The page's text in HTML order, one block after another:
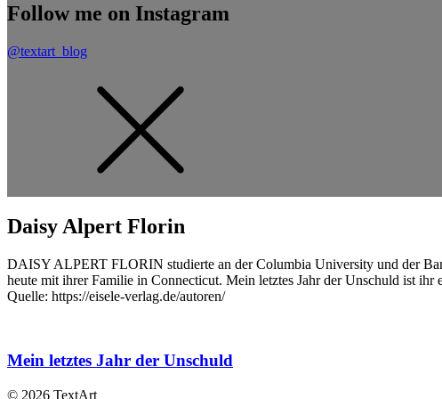
Follow me on Instagram
@textart_blog
Daisy Alpert Florin
DAISY ALPERT FLORIN studierte an der Columbia University und der
heute mit ihrer Familie in Connecticut. Mein letztes Jahr der Unschuld ist
Quelle: https://eisele-verlag.de/autoren/
Mein letztes Jahr der Unschuld
© 2026 TextArt